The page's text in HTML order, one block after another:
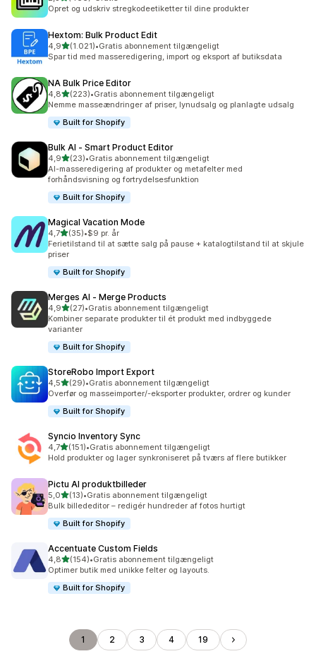
466 anmeldelser i alt
Opret og udskriv stregkodeetiketter til dine produkter
Hextom: Bulk Product Edit
4,9ud af 5 stjerner
(1.021)
1021 anmeldelser i alt
•Gratis abonnement tilgængeligt
Spar tid med masseredigering, import og eksport af butiksdata
NA Bulk Price Editor
4,8ud af 5 stjerner
(223)
223 anmeldelser i alt
•Gratis abonnement tilgængeligt
Nemme masseændringer af priser, lynudsalg og planlagte udsalg
Built for Shopify
Bulk AI ‑ Smart Product Editor
4,9ud af 5 stjerner
(23)
23 anmeldelser i alt
•Gratis abonnement tilgængeligt
AI-masseredigering af produkter og metafelter med
forhåndsvisning og fortrydelsesfunktion
Built for Shopify
Magical Vacation Mode
4,7ud af 5 stjerner
(35)
35 anmeldelser i alt
•$9 pr. år
Ferietilstand til at sætte salg på pause + katalogtilstand til at skjule
priser
Built for Shopify
Merges AI ‑ Merge Products
4,9ud af 5 stjerner
(27)
27 anmeldelser i alt
•Gratis abonnement tilgængeligt
Kombiner separate produkter til ét produkt med indbyggede
varianter
Built for Shopify
StoreRobo Import Export
4,5ud af 5 stjerner
(29)
29 anmeldelser i alt
•Gratis abonnement tilgængeligt
Overfør og masseimporter/-eksporter produkter, ordrer og kunder
Built for Shopify
Syncio Inventory Sync
4,7ud af 5 stjerner
(151)
151 anmeldelser i alt
•Gratis abonnement tilgængeligt
Hold produkter og lager synkroniseret på tværs af flere butikker
Pictu AI produktbilleder
5,0ud af 5 stjerner
(13)
13 anmeldelser i alt
•Gratis abonnement tilgængeligt
Bulk billededitor – redigér hundreder af fotos hurtigt
Built for Shopify
Accentuate Custom Fields
4,8ud af 5 stjerner
(154)
154 anmeldelser i alt
•Gratis abonnement tilgængeligt
Optimer butik med unikke felter og layouts.
Built for Shopify
1 2 3 4 19